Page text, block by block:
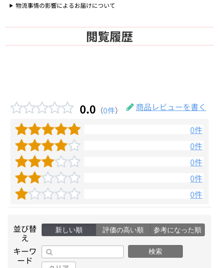
物流事情の影響によるお届けについて
閲覧履歴
0.0 （0件）
商品レビューを書く
0件
0件
0件
0件
0件
並び替
え
新しい順 評価の高い順 参考になった順
キーワ
ード
検索